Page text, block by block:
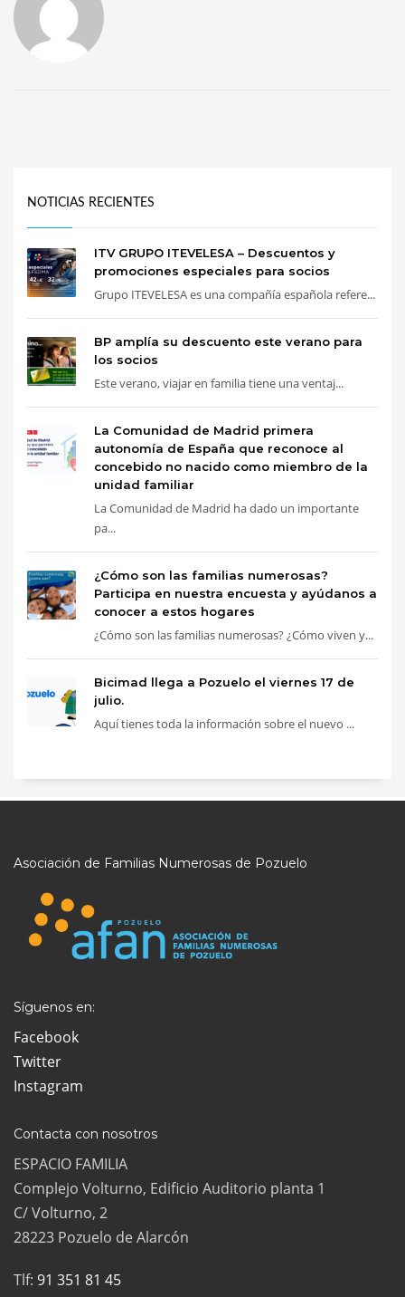
NOTICIAS RECIENTES
ITV GRUPO ITEVELESA – Descuentos y
promociones especiales para socios
Grupo ITEVELESA es una compañía española refere...
BP amplía su descuento este verano para
los socios
Este verano, viajar en familia tiene una ventaj...
La Comunidad de Madrid primera
autonomía de España que reconoce al
concebido no nacido como miembro de la
unidad familiar
La Comunidad de Madrid ha dado un importante
pa...
¿Cómo son las familias numerosas?
Participa en nuestra encuesta y ayúdanos a
conocer a estos hogares
¿Cómo son las familias numerosas? ¿Cómo viven y...
Bicimad llega a Pozuelo el viernes 17 de
julio.
Aquí tienes toda la información sobre el nuevo ...
Asociación de Familias Numerosas de Pozuelo
Síguenos en:
Facebook
Twitter
Instagram
Contacta con nosotros
ESPACIO FAMILIA
Complejo Volturno, Edificio Auditorio planta 1
C/ Volturno, 2
28223 Pozuelo de Alarcón
Tlf: 91 351 81 45